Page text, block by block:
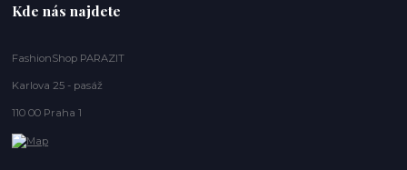
Kde nás najdete
FashionShop PARAZIT
Karlova 25 - pasáž
110 00 Praha 1